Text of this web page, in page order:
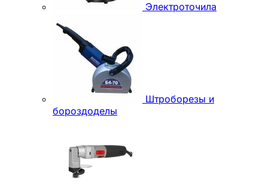
Электроточила
Штроборезы и
бороздоделы